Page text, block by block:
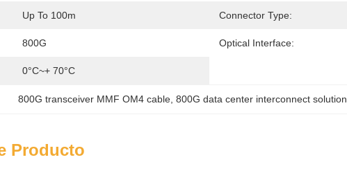
Up To 100m Connector Type:
800G Optical Interface:
0°C~+ 70°C
800G transceiver MMF OM4 cable , 800G data center interconnect solution
Producto